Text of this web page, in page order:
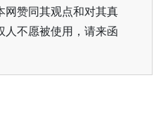
网赞同其观点和对其真
人不愿被使用，请来函